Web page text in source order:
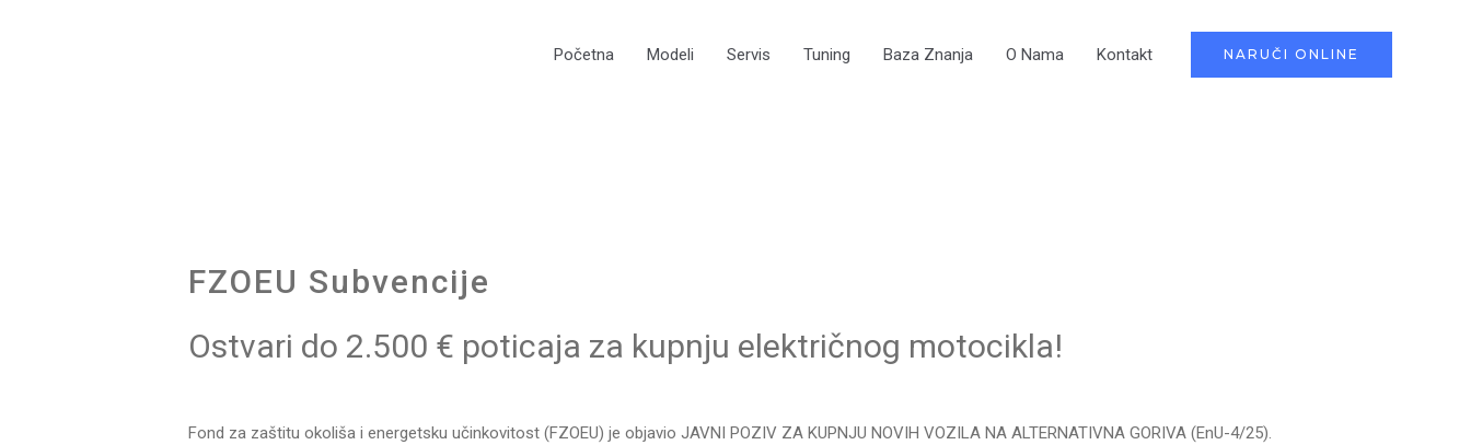
Početna Modeli Servis Tuning Baza Znanja O Nama Kontakt NARUČI ONLINE
FZOEU Subvencije
Ostvari do 2.500 € poticaja za kupnju električnog motocikla!
Fond za zaštitu okoliša i energetsku učinkovitost (FZOEU) je objavio JAVNI POZIV ZA KUPNJU NOVIH VOZILA NA ALTERNATIVNA GORIVA (EnU-4/25).